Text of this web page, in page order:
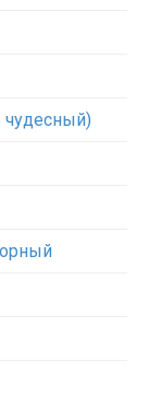
чудесный)